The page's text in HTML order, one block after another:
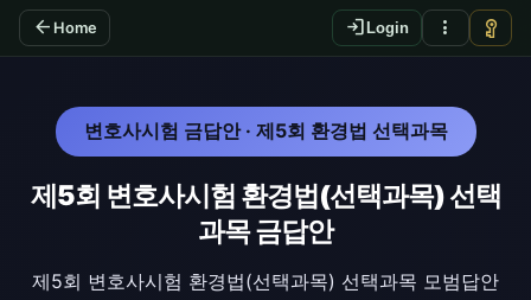
arrow_back Home login Login more_vert vpn_key
변호사시험 금답안 · 제5회 환경법 선택과목
제5회 변호사시험 환경법(선택과목) 선택
과목 금답안
제5회 변호사시험 환경법(선택과목) 선택과목 모범답안